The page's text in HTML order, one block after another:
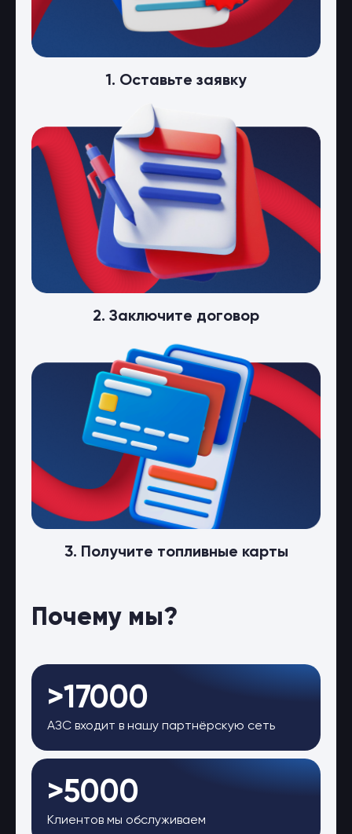
1. Оставьте заявку
2. Заключите договор
3. Получите топливные карты
Почему мы?
>17000
АЗС входит в нашу партнёрскую сеть
>5000
Клиентов мы обслуживаем